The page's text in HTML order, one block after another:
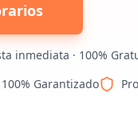
inmediata · 100%
100% Garantizado